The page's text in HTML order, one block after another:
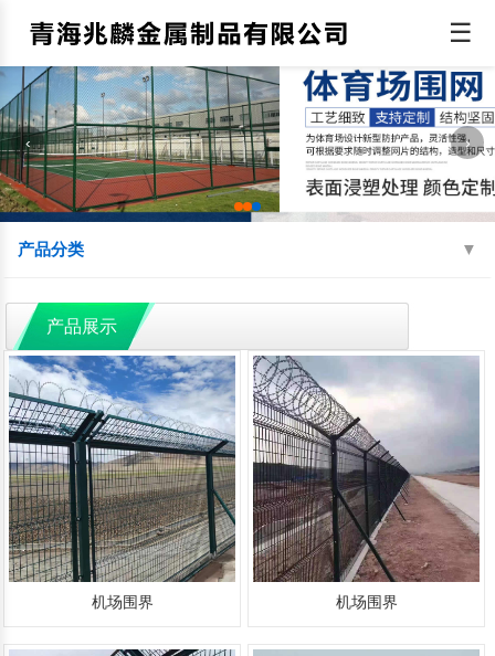
☰
‹ ›
产品分类
机场围界 监狱钢网墙 边境线防护网
球场围网 蛇腹型刀刺网 防抛网
防眩网 铁艺护栏 铝艺护栏
交通护栏 防撞护栏 水源地护栏
人行道护栏 绿化护栏 灯光护栏
移动护栏 铁路护栏 声屏障
围挡
产品展示
机场围界 机场围界